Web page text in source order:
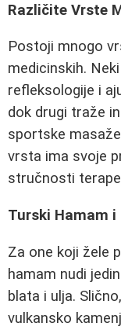
Različite Vrste
Postoji mnogo
medicinskih.
refleksologije i
dok drugi traže
sportske
vrsta ima svoje
stručnosti
Turski Hamam
Za one koji žele
hamam nudi
blata i ulja.
vulkansko